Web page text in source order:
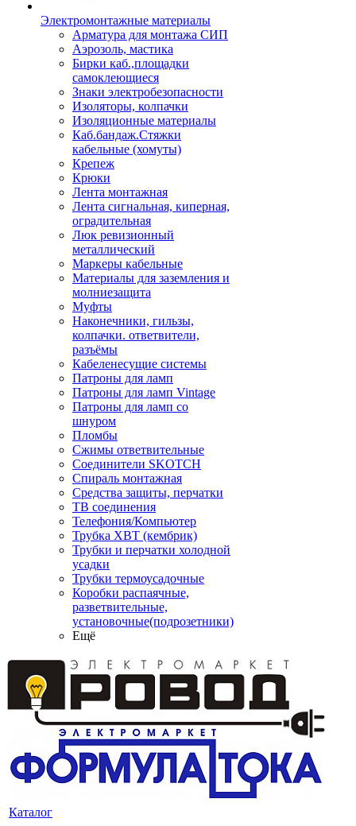
Электромонтажные материалы
Арматура для монтажа СИП
Аэрозоль, мастика
Бирки каб.,площадки
самоклеющиеся
Знаки электробезопасности
Изоляторы, колпачки
Изоляционные материалы
Каб.бандаж.Стяжки
кабельные (хомуты)
Крепеж
Крюки
Лента монтажная
Лента сигнальная, киперная,
оградительная
Люк ревизионный
металлический
Маркеры кабельные
Материалы для заземления и
молниезащита
Муфты
Наконечники, гильзы,
колпачки. ответвители,
разъёмы
Кабеленесущие системы
Патроны для ламп
Патроны для ламп Vintage
Патроны для ламп со
шнуром
Пломбы
Сжимы ответвительные
Соединители SKOTCH
Спираль монтажная
Средства защиты, перчатки
ТВ соединения
Телефония/Компьютер
Трубка ХВТ (кембрик)
Трубки и перчатки холодной
усадки
Трубки термоусадочные
Коробки распаячные,
разветвительные,
установочные(подрозетники)
Ещё
Каталог